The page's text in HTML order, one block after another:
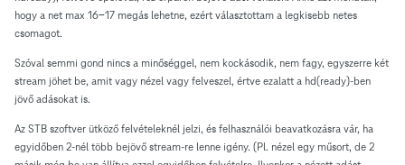
hogy a net max 16-17 megás lehetne, ezért választottam a legkisebb netes
csomagot.
Szóval semmi gond nincs a minőséggel, nem kockásodik, nem fagy, egyszerre két
stream jöhet be, amit vagy nézel vagy felveszel, értve ezalatt a hd(ready)-ben
jövő adásokat is.
Az STB szoftver ütköző felvételeknél jelzi, és felhasználói beavatkozásra vár, ha
egyidőben 2-nél több bejövő stream-re lenne igény. (Pl. nézel egy műsort, de 2